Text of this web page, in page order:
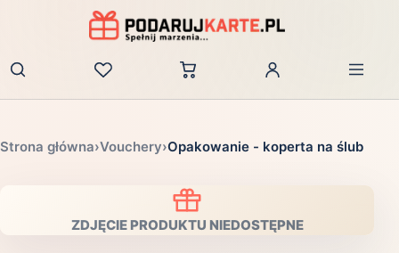
Zaloguj
Strona główna›Vouchery›Opakowanie - koperta na ślub
ZDJĘCIE PRODUKTU NIEDOSTĘPNE